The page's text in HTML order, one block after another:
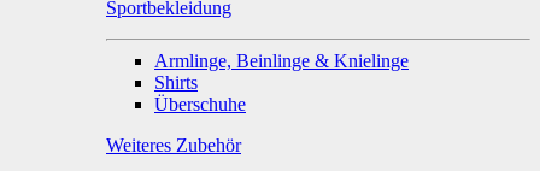
Sportbekleidung
Armlinge, Beinlinge & Knielinge
Shirts
Überschuhe
Weiteres Zubehör